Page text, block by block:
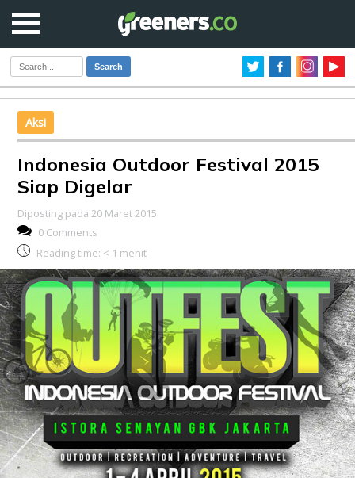
Search
Aksi
Indonesia Outdoor Festival 2015
Siap Digelar
Diposting pada 20 Maret 2015
0 Comments
Reading time: < 1 menit